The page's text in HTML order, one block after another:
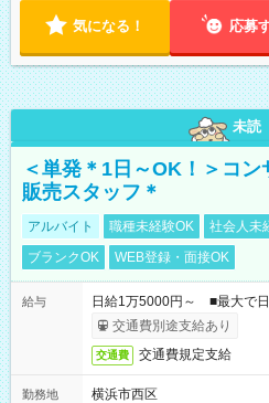
気になる！ 応募
未読
＜単発＊1日～OK！＞コ
販売スタッフ＊
アルバイト 職種未経験OK 社会人未
ブランクOK
WEB登録・面接OK
給与
日給1万5000円～ ■最大で日
交通費別途支給あり
交通費 交通費規定支給
勤務地
横浜市西区